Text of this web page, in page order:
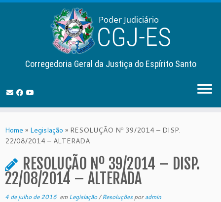
to
content
Corregedoria Geral da Justiça do Espírito Santo
Home » Legislação » RESOLUÇÃO Nº 39/2014 – DISP.
22/08/2014 – ALTERADA
RESOLUÇÃO Nº 39/2014 – DISP.
22/08/2014 – ALTERADA
4 de julho de 2016 em Legislação/Resoluçõesporadmin